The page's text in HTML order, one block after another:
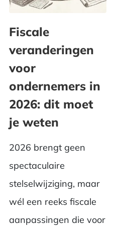
Fiscale
veranderingen
voor
ondernemers in
2026: dit moet
je weten
2026 brengt geen
spectaculaire
stelselwijziging, maar
wél een reeks fiscale
aanpassingen die voor